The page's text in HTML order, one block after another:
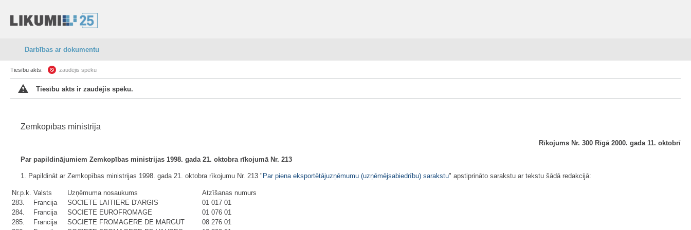
Darbības ar dokumentu
Tiesību akts: zaudējis spēku
Tiesību akts ir zaudējis spēku.
Zemkopības ministrija
Rīkojums Nr. 300 Rīgā 2000. gada 11. oktobrī
Par papildinājumiem Zemkopības ministrijas 1998. gada 21. oktobra rīkojumā Nr. 213
1. Papildināt ar Zemkopības ministrijas 1998. gada 21. oktobra rīkojumu Nr. 213 " Par piena eksportētājuzņēmumu (uzņēmējsabiedrību) sarakstu" apstiprināto sarakstu ar tekstu šādā redakcijā:
Nr.p.k. Valsts Uzņēmuma nosaukums
Atzīšanas numurs
283.
Francija SOCIETE LAITIERE D'ARGIS
01 017 01
284.
Francija SOCIETE EUROFROMAGE
01 076 01
285.
Francija SOCIETE FROMAGERE DE MARGUT
08 276 01